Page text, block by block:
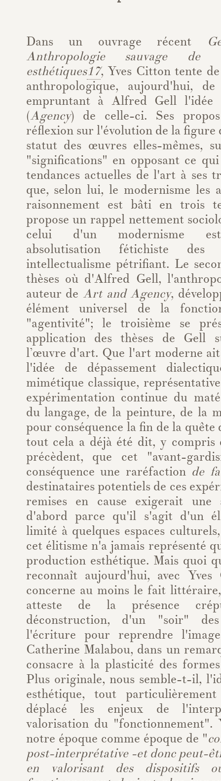
Dans un ouvrage récent
Anthropologie sauvage de
esthétiques17, Yves Citton tente
anthropologique, aujourd'hui,
empruntant à Alfred Gell l'idée
(Agency) de celle-ci. Ses
réflexion sur l'évolution de la figure
statut des œuvres elles-mêmes,
"significations" en opposant ce
tendances actuelles de l'art à ses
que, selon lui, le modernisme les
raisonnement est bâti en trois
propose un rappel nettement
celui d'un modernisme
absolutisation fétichiste des
intellectualisme pétrifiant. Le
thèses où d'Alfred Gell,
auteur de Art and Agency,
élément universel de la
"agentivité"; le troisième se
application des thèses de Gell
l’œuvre d'art. Que l'art moderne
l'idée de dépassement
mimétique classique,
expérimentation continue du
du langage, de la peinture, de la
pour conséquence la fin de la
tout cela a déjà été dit, y compris
précèdent, que cet "avant-
conséquence une raréfaction de
destinataires potentiels de ces
remises en cause exigerait une
d'abord parce qu'il s'agit d'un
limité à quelques espaces
cet élitisme n'a jamais représenté
production esthétique. Mais quoi
reconnaît aujourd'hui, avec
concerne au moins le fait
atteste de la présence
déconstruction, d'un "soir"
l'écriture pour reprendre
Catherine Malabou, dans un
consacre à la plasticité des
Plus originale, nous semble-t-il,
esthétique, tout
déplacé les enjeux de
valorisation du "fonctionnement".
notre époque comme époque de "
post-interprétative -et donc peut-
en valorisant des dispositifs